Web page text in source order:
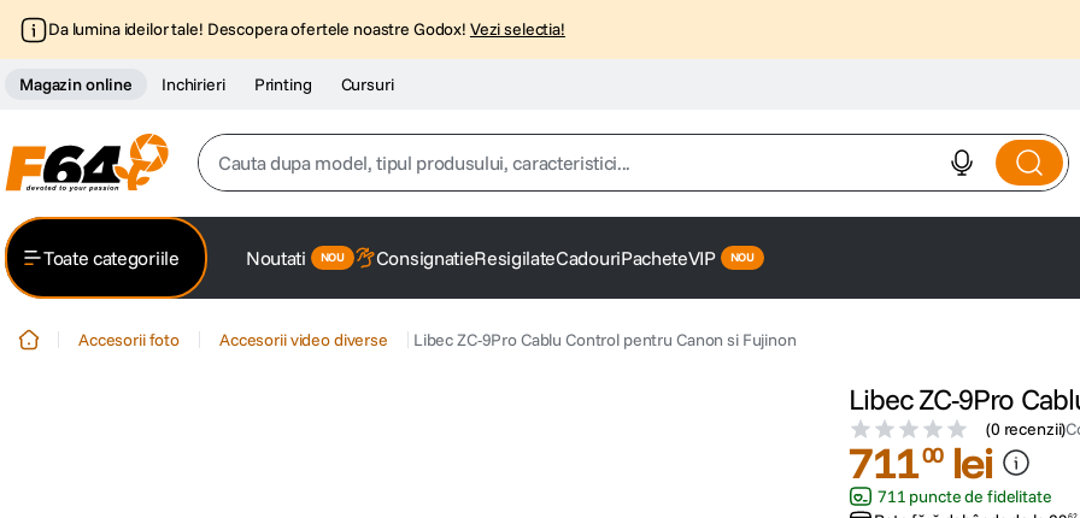
Da lumina ideilor tale! Descopera ofertele noastre Godox! Vezi selectia!
Magazin online Inchirieri Printing Cursuri
Cauta dupa model, tipul produsului, caracteristici...
2. trepied
Toate categoriile Noutati ConsignatieResigilateCadouriPacheteVIP
Accesorii foto Accesorii video diverse Libec ZC-9Pro Cablu Control pentru Canon si Fujinon
Libec ZC-9Pro
(0 recenzii)
71100 lei
711 puncte de fidelitate